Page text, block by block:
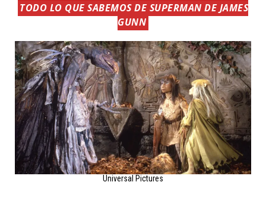
TODO LO QUE SABEMOS DE SUPERMAN DE JAMES
GUNN
Universal Pictures